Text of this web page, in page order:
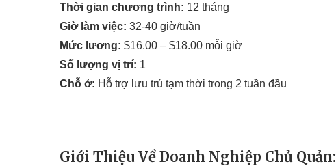
Thời gian chương trình: 12 tháng
Giờ làm việc: 32-40 giờ/tuần
Mức lương: $16.00 – $18.00 mỗi giờ
Số lượng vị trí: 1
Chỗ ở: Hỗ trợ lưu trú tạm thời trong 2 tuần đầu
Giới Thiệu Về Doanh Nghiệp Chủ Quản: